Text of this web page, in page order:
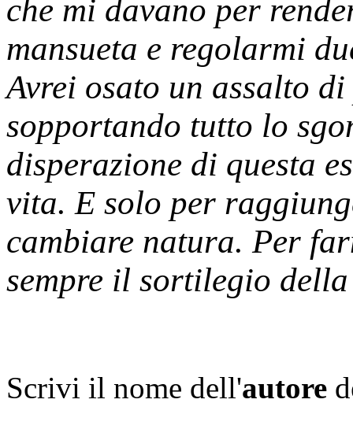
che mi davano per
mansueta e regolarmi
Avrei osato un assalto
sopportando tutto lo
disperazione di questa
vita. E solo per
cambiare natura. Per
sempre il sortilegio
Scrivi il nome dell'autore